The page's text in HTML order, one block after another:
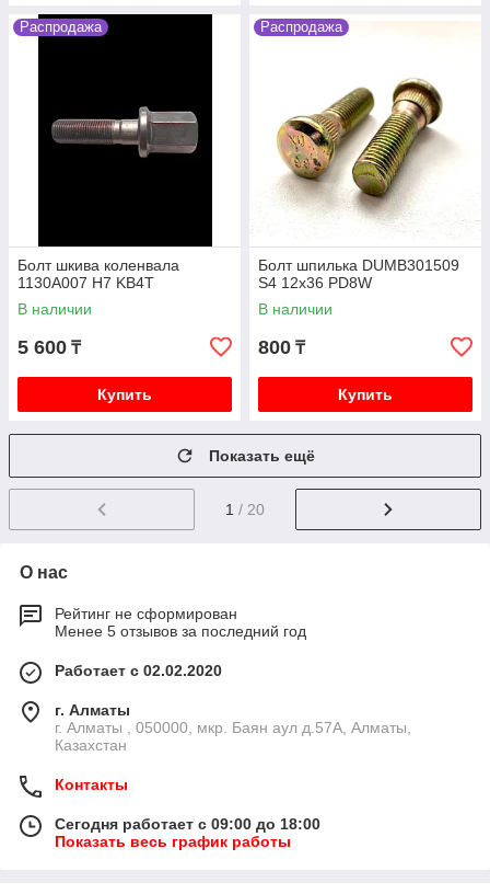
Распродажа
Болт шкива коленвала
1130A007 H7 KB4T
В наличии
5 600 ₸
Купить
Распродажа
Болт шпилька DUMB301509
S4 12x36 PD8W
В наличии
800 ₸
Купить
Показать ещё
1 / 20
О нас
Рейтинг не сформирован
Менее 5 отзывов за последний год
Работает с 02.02.2020
г. Алматы
г. Алматы , 050000, мкр. Баян аул д.57А, Алматы,
Казахстан
Контакты
Сегодня работает с 09:00 до 18:00
Показать весь график работы